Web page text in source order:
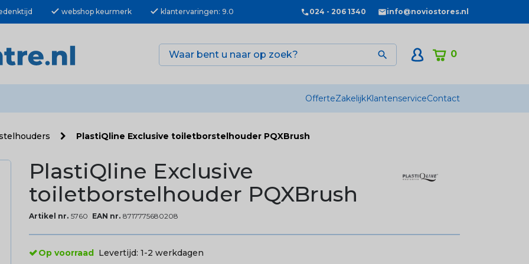
check webshop keurmerk check klantervaringen: 9.0 024 - 206 1340 info@noviostores.nl
0

OfferteZakelijkKlantenserviceContact
PlastiQline Exclusive toiletborstelhouder PQXBrush
PlastiQline Exclusive
toiletborstelhouder PQXBrush
Artikel nr. 5760 EAN nr. 8717775680208
Op voorraad Levertijd: 1-2 werkdagen